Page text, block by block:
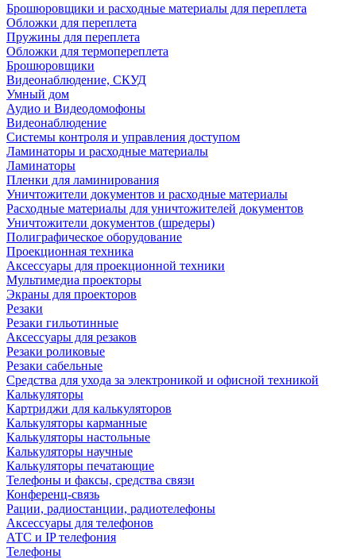
Брошюровщики и расходные материалы для переплета
Обложки для переплета
Пружины для переплета
Обложки для термопереплета
Брошюровщики
Видеонаблюдение, СКУД
Умный дом
Аудио и Видеодомофоны
Видеонаблюдение
Системы контроля и управления доступом
Ламинаторы и расходные материалы
Ламинаторы
Пленки для ламинирования
Уничтожители документов и расходные материалы
Расходные материалы для уничтожителей документов
Уничтожители документов (шредеры)
Полиграфическое оборудование
Проекционная техника
Аксессуары для проекционной техники
Мультимедиа проекторы
Экраны для проекторов
Резаки
Резаки гильотинные
Аксессуары для резаков
Резаки роликовые
Резаки сабельные
Средства для ухода за электроникой и офисной техникой
Калькуляторы
Картриджи для калькуляторов
Калькуляторы карманные
Калькуляторы настольные
Калькуляторы научные
Калькуляторы печатающие
Телефоны и факсы, средства связи
Конференц-связь
Рации, радиостанции, радиотелефоны
Аксессуары для телефонов
АТС и IP телефония
Телефоны